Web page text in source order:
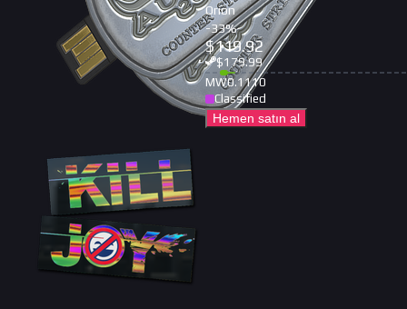
Orion
-33%
$119.92
$179.99
MW0.1110
Classified
Hemen satın al